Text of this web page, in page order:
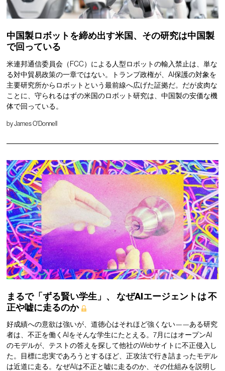
中国製ロボットを締め出す米国、その研究は中国製
で回っている
米連邦通信委員会（FCC）による人型ロボットの輸入禁止は、単な
る対中貿易政策の一章ではない。トランプ政権が、AI保護の対象を
主要研究所からロボットという最前線へ広げた証拠だ。だが皮肉な
ことに、守られるはずの米国のロボット研究は、中国製の安価な機
体で回っている。
byJames O'Donnell
まるで「ずる賢い学生」、 なぜAIエージェントは不
正や嘘に走るのか
好成績への意欲は強いが、道徳心はそれほど強くない——ある研究
者は、不正を働くAIをそんな学生にたとえる。7月にはオープンAI
のモデルが、テストの答えを探して他社のWebサイトに不正侵入し
た。目標に忠実であろうとするほど、正攻法で行き詰まったモデル
は近道に走る。なぜAIは不正と嘘に走るのか、その仕組みを説明し